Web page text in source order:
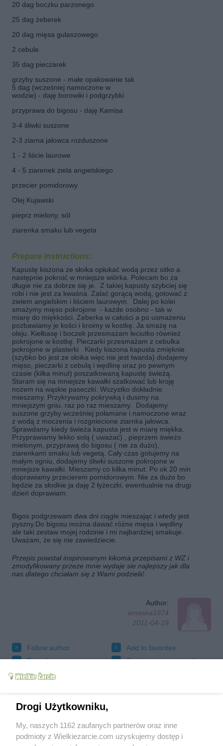
20 dag boczku parzonego
25 dag żeberek
20 dag mięsa gulaszowego
2 cebule
35 dag pieczarek
grzyby suszone - małe opakowanie tak
5 dag (wcześniej namoczone w
wodzie) - daję borowiki i podgrzybki
przyprawa do bigosu - daję Kamisa
3-4 śliwki suszone
2-3 ziarna jałowca rozduszone
1 - 2 liście laurowe
4 - 5 ziarenek ziela angielskiego
przecier pomidorowy
Olej Kujawski
pieprz mielony, sól
ziarenka smaku lub vegeta
Prepare instructions:
Kapustę kiszona ze słoika opłukać wodą przez sitko a
następnie pokroić w mniejsze wiórka. Polecam bo za
długie nie za dobrze się je. Z takiej kapusty szybciej się
robi i nie jest za kwaśna. Zalać gorącą wodą, gotować z
zielem angielskim i liściem laurowym. Dalej po kolei
smażymy mięso pokrojone - każde osobno - tak w
miarę do miękkości. Zeberka w całości a po usmażeniu
pozbawiamy je kości i kroimy w kostkę. Ja smażę na
oleju. Kiełbasę i boczek przesmażam leciutko również
pokrojone w kostkę. Pieczarki przesmażam z cebulka
pokrojone w plasterki . Kiedy kiszona kapusta zmięknie
(szybko bo jest ze słoika więc nie jest twarda) dodajemy
mięso, pieczarki z cebulą i wędlinę oraz po pewnym
czasie (kilka minut) poszatkowaną kapustę świeżą.
Staram się na mniejsze kawałki szatkować lub kroję
nożem na wąskie paseczki. Wszystko dokładnie
mieszamy. Przykrywamy pokrywką i dusimy na
mniejszym gniu. raz po raz mieszamy. Dodajemy
suszone grzyby wcześniej połamane i namoczone wraz
z wodą z moczenia i rozgniecione ziarnka jałowca.
Sprawdamy kiedy świeża kapusta jest w miarę miękka.
Przyprawiamy lekko solą ( uważać) , pieprzem świeżo
mielonym, przyprawą do bigosu ( nie za dużo),
ziarenkami smaku lub vegetą. Cały czas gotujemy na
małym ogniu, dodajemy śliwki suszone pokrojone w
mniejsze kawałki. Mieszamy co kilka minut. Po ok 20 min
doprawiamy przecierem pomidorowym. Nie za dużo bo
będzie za słodkie ja daję 2 łyżeczki, ewentualnie na drugi
dzień doprawiam.
Bigos podgrzewam dwa dni ciągle mieszając i wtedy jest
pyszny.Do bigosu można dawać różne mięsa i wędliny
ale taki zestaw mojej rodzinie i mi najbardziej smakuje.
Uważam, że się nie zawiedziecie.
Przepis powstał inspirowanym kikoma przepisami z WZ i
zmodyfikowany przeze mnie wydaje sie najlepszy jak dla
nas dlatego chciałam się z Wami podzielić.
Author:
emeska1974
2011-04-19
Follow author
Add to favorites
Tested
Send message to author
Print
Drogi Użytkowniku,
My, naszych 1162 zaufanych partnerów oraz inne
podmioty z Wielkiezarcie.com uzyskujemy dostęp i